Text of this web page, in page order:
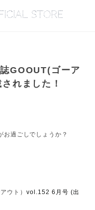
GOOUT(ゴーア
れました！
お過ごしでしょうか？
アウト）vol.152 6 月号 (出